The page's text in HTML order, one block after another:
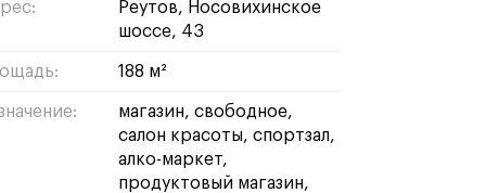
Реутов, Носовихинское
шоссе, 43
188 м²
магазин свободное
салон красоты спортзал
алко-маркет
продуктовый магазин